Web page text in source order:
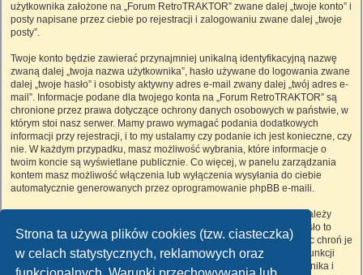
Strona ta używa plików cookies (tzw. ciasteczka)
w celach statystycznych, reklamowych oraz
użytkownika założone na „Forum RetroTRAKTOR” zwane dalej „twoje konto” i
posty napisane przez ciebie po rejestracji i zalogowaniu zwane dalej „twoje
posty”.
Twoje konto będzie zawierać przynajmniej unikalną identyfikacyjną nazwę
zwaną dalej „twoja nazwa użytkownika”, hasło używane do logowania zwane
dalej „twoje hasło” i osobisty aktywny adres e-mail zwany dalej „twój adres e-
mail”. Informacje podane dla twojego konta na „Forum RetroTRAKTOR” są
chronione przez prawa dotyczące ochrony danych osobowych w państwie, w
którym stoi nasz serwer. Mamy prawo wymagać podania dodatkowych
informacji przy rejestracji, i to my ustalamy czy podanie ich jest konieczne, czy
nie. W każdym przypadku, masz możliwość wybrania, które informacje o
twoim koncie są wyświetlane publicznie. Co więcej, w panelu zarządzania
kontem masz możliwość włączenia lub wyłączenia wysyłania do ciebie
automatycznie generowanych przez oprogramowanie phpBB e-maili.
Twoje hasło jest zaszyfrowane, więc jest bezpieczne, niemniej nie należy
używać tego samego hasła na różnych witrynach internetowych. Hasło to
umożliwia dostęp do twojego konta na „Forum RetroTRAKTOR”, więc chroń je
i w żadnym wypadku nie podawajnikomu. Jeśli je zapomnisz, użyj funkcji
„Nie pamiętam hasła”. Witryna poprosi cię o podanie nazwy użytkownika i